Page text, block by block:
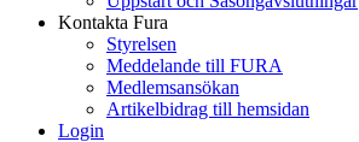
Kontakta Fura
Styrelsen
Meddelande till FURA
Medlemsansökan
Artikelbidrag till hemsidan
Login